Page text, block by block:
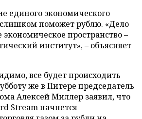
единого экономического
слишком поможет рублю. «Дело
пространство –
институт», – объясняет
все будет происходить
же в Питере председатель
Алексей Миллер заявил, что
Stream начнется